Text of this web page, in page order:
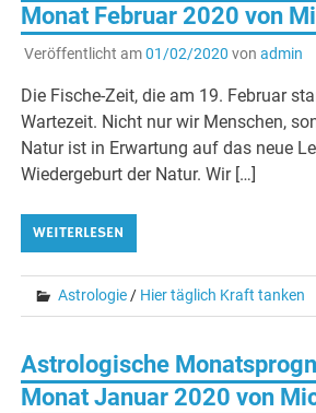
Monat Februar 2020 von
Veröffentlicht am01/02/2020 von admin
Die Fische-Zeit, die am 19. Februar
Wartezeit. Nicht nur wir Menschen,
Natur ist in Erwartung auf das neue
Wiedergeburt der Natur. Wir […]
WEITERLESEN
Astrologie/ Hier täglich Kraft tanken
Astrologische
Monat Januar 2020 von